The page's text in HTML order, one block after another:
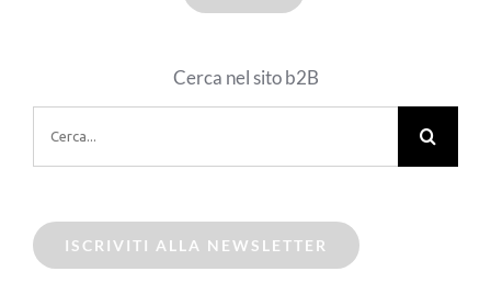
Cerca nel sito b2B
per:
ISCRIVITI ALLA NEWSLETTER